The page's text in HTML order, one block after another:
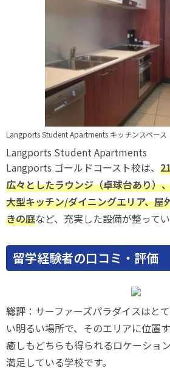
Langports Student Apartments キッチンスペース
Langports Student Apartments
Langports ゴールドコースト校は、
広々としたラウンジ（卓球台あり）
大型キッチン/ダイニングエリア、屋
きの庭など、充実した設備が整ってい
留学経験者の口コミ・評価
総評 ：サーファーズパラダイスはと
い明るい場所で、そのエリアに位置
癒しもどちらも得られるロケーショ
満足している学校です。